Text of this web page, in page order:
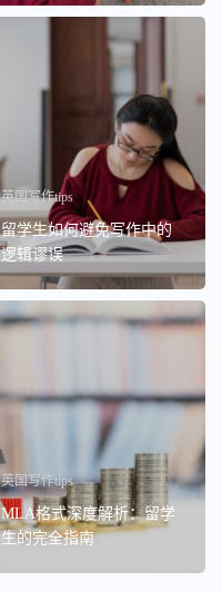
英国写作tips
留学生如何避免写作中的
逻辑谬误
英国写作tips
MLA格式深度解析：留学
生的完全指南